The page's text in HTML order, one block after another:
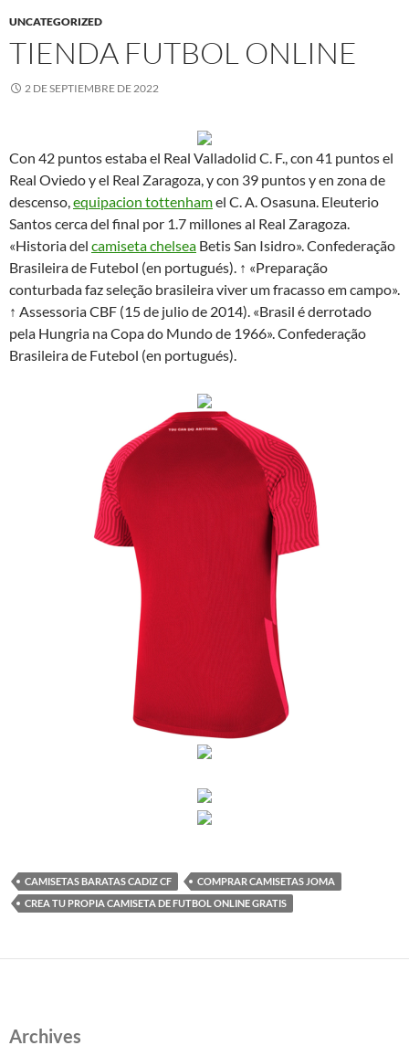
UNCATEGORIZED
TIENDA FUTBOL ONLINE
2 DE SEPTIEMBRE DE 2022
Con 42 puntos estaba el Real Valladolid C. F., con 41 puntos el
Real Oviedo y el Real Zaragoza, y con 39 puntos y en zona de
descenso,equipacion tottenhamel C. A. Osasuna. Eleuterio
Santos cerca del final por 1.7 millones al Real Zaragoza.
«Historia del camiseta chelsea Betis San Isidro». Confederação
Brasileira de Futebol (en portugués). ↑ «Preparação
conturbada faz seleção brasileira viver um fracasso em campo».
↑ Assessoria CBF (15 de julio de 2014). «Brasil é derrotado
pela Hungria na Copa do Mundo de 1966». Confederação
Brasileira de Futebol (en portugués).
CAMISETAS BARATAS CADIZ CF
COMPRAR CAMISETAS JOMA
CREA TU PROPIA CAMISETA DE FUTBOL ONLINE GRATIS
Archives